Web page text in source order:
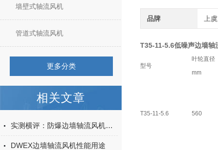
墙壁式轴流风机
管道式轴流风机
更多分类
相关文章
实测横评：防爆边墙轴流风机哪家好？上虞上鼓四款主力风机深度拆解
DWEX边墙轴流风机性能用途
品牌 上
T35-11-5.6低噪声边墙轴
型号
叶轮直径
mm
T35-11-5.6 560